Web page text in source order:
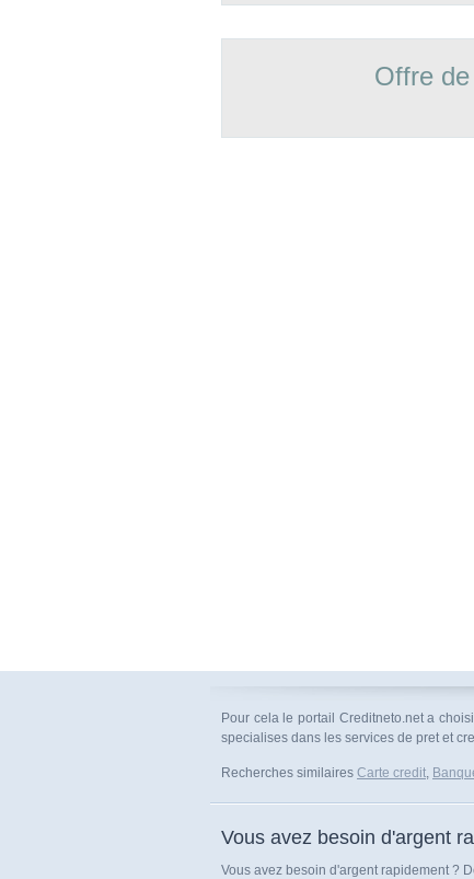
Offre
Pour cela le portail Creditneto.net a
specialises dans les services de pret et
Recherches similaires Carte credit,
Vous avez besoin d'argent
Vous avez besoin d'argent rapidement ?